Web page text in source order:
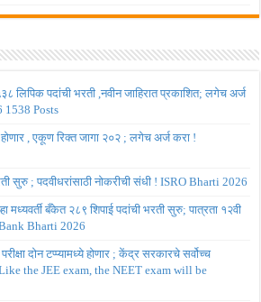
पदांची भरती ,नवीन जाहिरात प्रकाशित; लगेच अर्ज
1538 Posts
, एकूण रिक्त जागा २०२ ; लगेच अर्ज करा !
सुरु ; पदवीधरांसाठी नोकरीची संधी ! ISRO Bharti 2026
मध्यवर्ती बँकेत २८९ शिपाई पदांची भरती सुरु; पात्रता १२वी
Bank Bharti 2026
दोन टप्प्यामध्ये होणार ; केंद्र सरकारचे सर्वोच्च
! Like the JEE exam, the NEET exam will be